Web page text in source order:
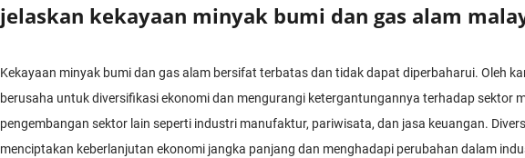
jelaskan kekayaan minyak bumi dan gas alam
Kekayaan minyak bumi dan gas alam bersifat terbatas dan tidak dapat diperbaharui. Oleh
berusaha untuk diversifikasi ekonomi dan mengurangi ketergantungannya terhadap sektor
pengembangan sektor lain seperti industri manufaktur, pariwisata, dan jasa keuangan.
menciptakan keberlanjutan ekonomi jangka panjang dan menghadapi perubahan dalam